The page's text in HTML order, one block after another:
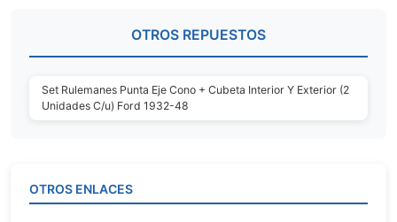
OTROS REPUESTOS
Set Rulemanes Punta Eje Cono + Cubeta Interior Y Exterior (2
Unidades C/u) Ford 1932-48
OTROS ENLACES